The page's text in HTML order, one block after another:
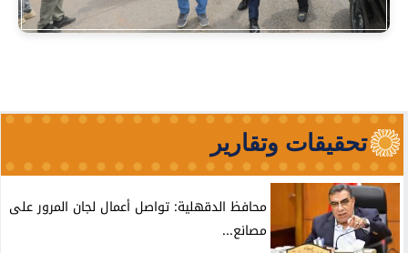
تحقيقات وتقارير
محافظ الدقهلية: تواصل أعمال لجان المرور على
مصانع...